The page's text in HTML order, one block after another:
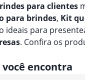
para clientes
para brindes, Kit
ideais para
. Confira os
encontra